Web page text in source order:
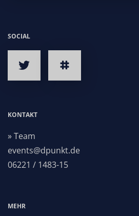
SOCIAL
KONTAKT
» Team
events@dpunkt.de
06221 / 1483-15
MEHR